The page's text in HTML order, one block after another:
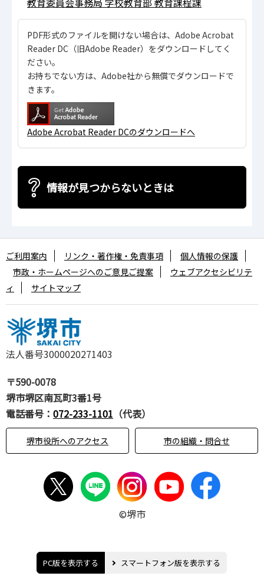
PDF形式のファイルを開けない場合は、Adobe Acrobat
Reader DC（旧Adobe Reader）をダウンロードしてく
ださい。
お持ちでない方は、Adobe社から無償でダウンロードで
きます。
Adobe Acrobat Reader DCのダウンロードへ
情報が見つからないときは
法人番号3000020271403
〒590-0078
堺市堺区南瓦町3番1号
電話番号： 072-233-1101 （代表）
堺市役所へのアクセス 市の組織・問合せ
ご利用案内 リンク・著作権・免責事項
個人情報の保護
市政・ホームページへのご意見ご提案
ウェブアクセシビリテ
ィ
サイトマップ
©堺市
PC版を表示する スマートフォン版を表示する